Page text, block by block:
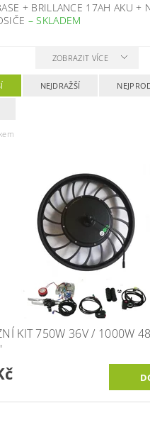
+ BRILLANCE 17AH AKU +
–SKLADEM
ZOBRAZIT VÍCE
NEJDRAŽŠÍ
KIT 750W 36V / 1000W